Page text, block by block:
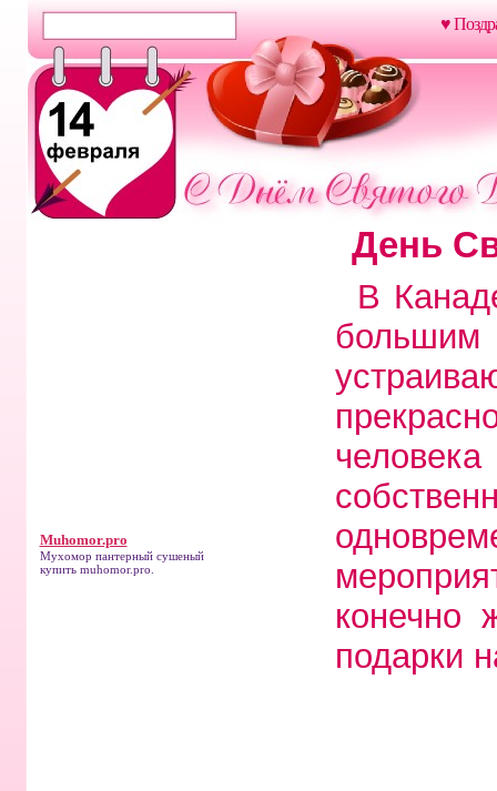
♥
Muhomor.pro
Мухомор пантерный сушеный
купить muhomor.pro
День
В
конечно
подарки